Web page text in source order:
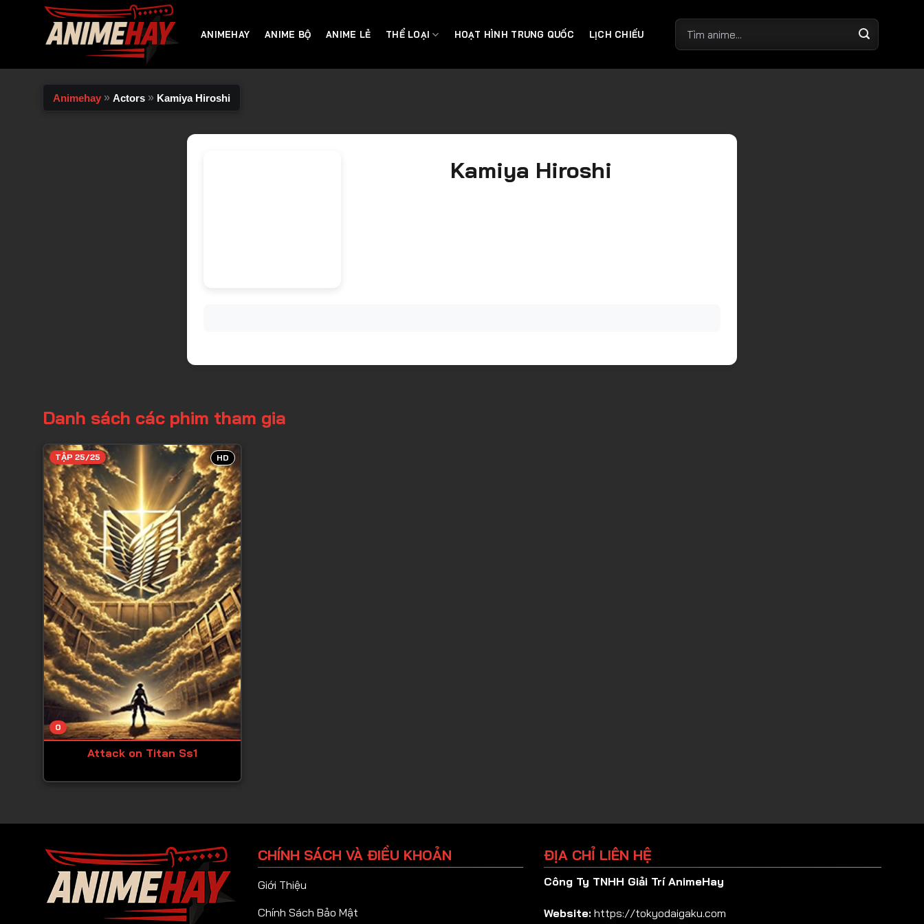
ANIMEHAY ANIME BỘ ANIME LẺ THỂ LOẠI HOẠT HÌNH TRUNG QUỐC LỊCH CHIẾU
Animehay » Actors » Kamiya Hiroshi
Kamiya Hiroshi
Danh sách các phim tham gia
HD
0
TẬP 25/25
Attack on Titan Ss1
CHÍNH SÁCH VÀ ĐIỀU KHOẢN
Giới Thiệu
Chính Sách Bảo Mật
ĐỊA CHỈ LIÊN HỆ
Công Ty TNHH Giải Trí AnimeHay
Website: https://tokyodaigaku.com